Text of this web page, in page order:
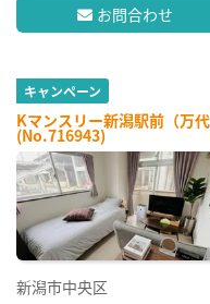
お問合わせ
キャンペーン
Kマンスリー新潟駅前（万
(No.716943)
新潟市中央区